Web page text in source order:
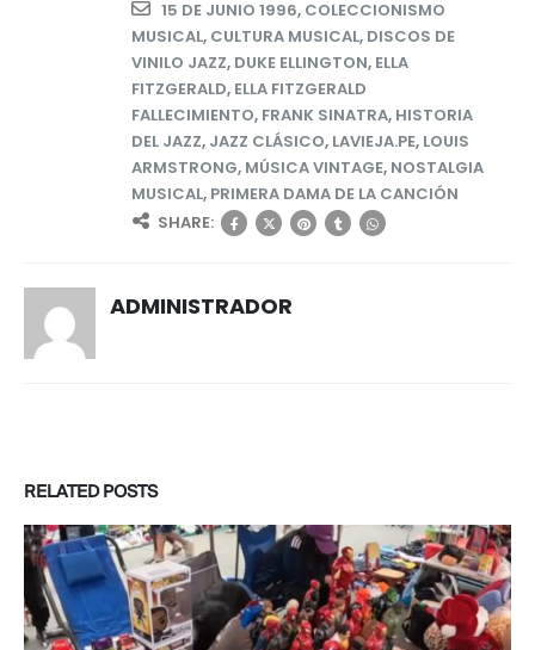
15 DE JUNIO 1996, COLECCIONISMO
MUSICAL, CULTURA MUSICAL, DISCOS DE
VINILO JAZZ, DUKE ELLINGTON, ELLA
FITZGERALD, ELLA FITZGERALD
FALLECIMIENTO, FRANK SINATRA, HISTORIA
DEL JAZZ, JAZZ CLÁSICO, LAVIEJA.PE, LOUIS
ARMSTRONG, MÚSICA VINTAGE, NOSTALGIA
MUSICAL, PRIMERA DAMA DE LA CANCIÓN
SHARE:
ADMINISTRADOR
RELATED POSTS